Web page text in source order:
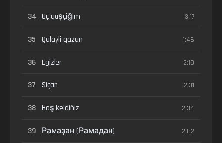
34 Uç quşçiğim 3:17
35 Qalayli qazan 1:46
36 Egizler 2:19
37 Siçan 2:31
38 Hoş keldiñiz 2:34
39 Рамаҙан (Рамадан) 2:02